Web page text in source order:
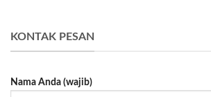
KONTAK PESAN
Nama Anda (wajib)